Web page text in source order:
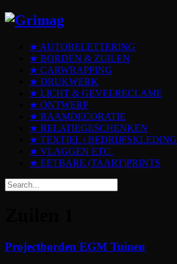
★ AUTOBELETTERING
★ BORDEN & ZUILEN
★ CARWRAPPING
★ DRUKWERK
★ LICHT & GEVELRECLAME
★ ONTWERP
★ RAAMDECORATIE
★ RELATIEGESCHENKEN
★ TEXTIEL / BEDRIJFSKLEDING
★ VLAGGEN ETC.
★ EETBARE (TAART)PRINTS
Projectborden EGM Tuinen